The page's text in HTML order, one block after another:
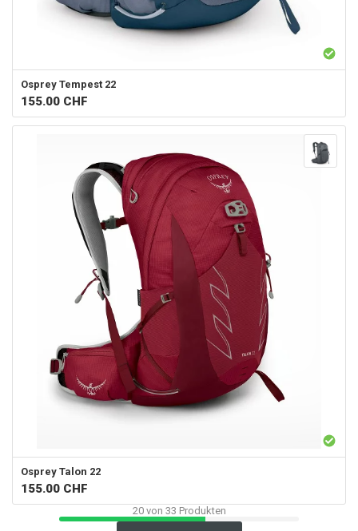
Osprey Tempest 22
155.00 CHF
Osprey Talon 22
155.00 CHF
20von 33 Produkten